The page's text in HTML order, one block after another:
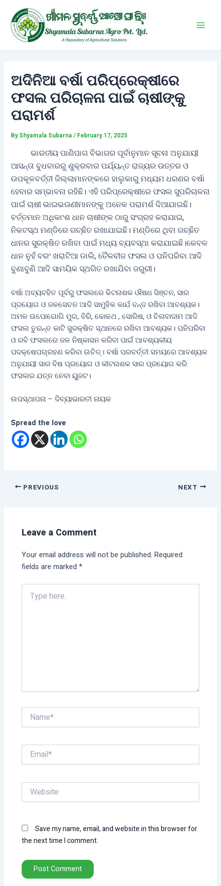
content
ଅଦିନିଆ ବର୍ଷା ପରିପ୍ରେକ୍ଷୀରେ
ଫସଲ ପରିଚାଳନା ପାଇଁ ଚାଷୀଙ୍କୁ
ପରାମର୍ଶ
By Shyamala Subarna/ February 17, 2025
ଭାରତୀୟ ପାଣିପାଗ ବିଭାଗର ପୂର୍ବାନୁମାନ ସୂଚନା ଅନୁଯାୟୀ
ଆସନ୍ତା ବୁଧବାରରୁ ଶୁକ୍ରବାର ପର୍ଯ୍ୟନ୍ତ ରାଜ୍ୟର ଉତ୍ତର ଓ
ଉପକୂଳବର୍ତ୍ତୀ ଜିଲ୍ଲାମାନଙ୍କରେ ହାଲୁକାରୁ ମଧ୍ୟମ ଧରଣର ବର୍ଷା
ହେବାର ସମ୍ଭାବନା ରହିଛି। ଏହି ପରିପ୍ରେକ୍ଷୀରେ ଫସଲ ସୁପରିଚାଳନା
ପାଇଁ ଚାଷୀ ଭାଇଭଉଣୀମାନଙ୍କୁ ଅନେକ ପରାମର୍ଶ ଦିଆଯାଇଛି।
ବର୍ତ୍ତମାନ ଅଧିକାଂଶ ଧାନ ଚାଷୀଙ୍କ ଠାରୁ ସଂଗ୍ରହ କରାଯାଇ,
ନିକଟସ୍ଥ ମଣ୍ଡିରେ ଗଚ୍ଛିତ ରଖାଯାଇଛି। ମଣ୍ଡିରେ ଥିବା ଗଚ୍ଛିତ
ଧାନର ସୁରକ୍ଷିତ ରଖିବା ପାଇଁ ମଧ୍ୟ ବ୍ୟବସ୍ଥା କରାଯାଇଛି।କେବଳ
ଧାନ ନୁହଁ ବରଂ ଖରାଟିଆ ଡାଲି, ତୈଳବୀଜ ଫସଲ ଓ ପନିପରିବା ଆଦି
ବୁଣାବୁଣି ଆଦି ସାମୟିକ ସ୍ଥଗିତ ରଖାଯିବା ଜରୁରୀ।
ବର୍ଷା ଅବ୍ୟବହିତ ପୂର୍ବରୁ ଫସଲରେ କିଟନାଶକ ଔଷଧ ସିଞ୍ଚନ, ସାର
ପ୍ରୟୋଗ ଓ ଜଳସେଚନ ଆଦି ସାମୁହିକ କାର୍ଯ ବନ୍ଦ ରଖିବା ଆବଶ୍ୟକ।
ଅମଳ ଉପୋଗୋଗି ମୁଗ, ବିରି, କୋଳଥ , ସୋରିଷ, ଓ ଚିନାବାଦାମ ଆଦି
ଫସଲ ତୁରନ୍ତ କାଟି ସୁରକ୍ଷିତ ସ୍ଥାନରେ ରଖିବା ଆବଶ୍ୟକ। ପନିପରିବା
ଓ ରବି ଫସଲରେ ଜଳ ନିଷ୍କାସନ କରିବା ପାଇଁ ଆବଶ୍ୟକୀୟ
ପଦକ୍ଷେପଗ୍ରହଣ କରିବା ଉଚିତ୍। ବର୍ଷା ପରବର୍ତ୍ତୀ ସମୟରେ ଆବଶ୍ୟକ
ଅନୁଯାୟୀ ସାର ବିଷ ପ୍ରୟୋଗ ଓ କୀଟନାଶକ ସାର ପ୍ରୟୋଗ କରି
ଫସଲର ଯତ୍ନ ନେବା ୟୁଜଟ।
ଉପସ୍ଥାପନା – ଦିବ୍ୟାଭାରତୀ ନାୟକ
Spread the love
navigation
PREVIOUS NEXT
Leave a Comment
Your email address will not be published. Required
fields are marked*
here..
Name*
Email*
Website
Save my name, email, and website in this browser for
the next time I comment.